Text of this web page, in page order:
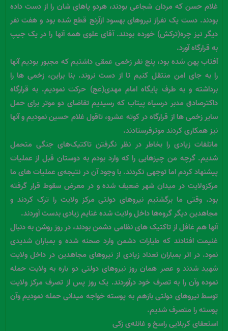
غلام حسن که مردان شجاعی بودند، هردو پاهای شان را از دست داده
بودند. دست یک نفراز نیروهای بهسود ازآرنج قطع شده بود و هفت نفر
دیگر نیز چره(ترکش) خورده بودند. آقای علوی همه آنها را در یک جیپ
به قرارگاه آورد.
آفتاب پهن شده بود، پنج نفر زخمی عمقی داشتیم که مجبور بودیم آنها
را به جای امن منتقل کنیم تا از دست نروند. بنا براین، زخمی ها را
برداشته و به طرف پایگاه امام مهدی(عج) حرکت نمودیم. به قرارگاه
داکترصادق مدبر درسیاه پیتاب که رسیدیم تقاضای دو موتر برای حمل
سایر زخمی ها از قرارگاه در کوته عشرو، تاقول غلام حسین نمودیم و آنها
نیز همکاری کردند موترفرستادند.
ماتلفات زیادی را بخاطر در نظر نگرفتن تاکتیک‌های جنگی متحمل
شدیم. گرچه من چیزهایی را که وارد بودم به دوستان قبل از عملیات
پیشنهاد کردم اما توجهی نکردند. با وجود آن در نتیجه‌ی عملیات های ما
مرکزولایت در میدان شهر ضعیف شده و در معرض سقوط قرار گرفته
بود. وقتی ما برگشتیم نیروهای دولتی مرکز ولایت را ترک کردند و
مجاهدین دیگر گروه‌ها داخل ولایت شده غنایم زیادی بدست آوردند.
آنها هم غافل از تاکتیک های نظامی دشمن بودند، در روز روشن به دنبال
غنیمت افتادند که طیارات دشمن وارد صحنه شده و بمباران شدیدی
نمود. در اثر بمباران تعداد زیادی از نیروهای مجاهدین در داخل ولایت
شهید شدند و عصر همان روز نیروهای دولتی دو باره به ولایت حمله
نموده وآن را به تصرف خود درآوردند. یک روز پس از تصرف مرکز ولایت
توسط نیروهای دولتی بازهم به پوسته خواجه میدانی حمله نمودیم وآن
پوسته را متصرف شدیم.
استعفای کربلایی راسخ و غائله‌ی زکی